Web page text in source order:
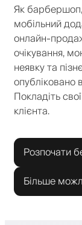
Як
мобільний
онлайн-
очікування,
неявку та
опубліковано
Покладіть
клієнта.
Розпочати
Більше